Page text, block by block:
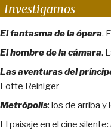
Investigamos
El fantasma de la ópera.
El hombre de la cámara.
Las aventuras del
Lotte Reiniger
Metrópolis: los de arriba y
El paisaje en el cine silente: